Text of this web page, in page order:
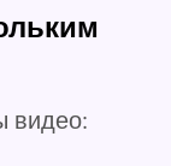
видео: